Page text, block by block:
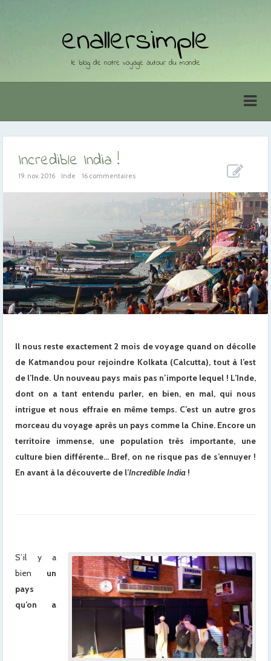
enallersimple
le blog de notre voyage autour du monde
Incredible India !
19. nov. 2016 Inde 16 commentaires
Il nous reste exactement 2 mois de voyage quand on décolle
de Katmandou pour rejoindre Kolkata (Calcutta), tout à l’est
de l’Inde. Un nouveau pays mais pas n’importe lequel ! L’Inde,
dont on a tant entendu parler, en bien, en mal, qui nous
intrigue et nous effraie en même temps. C’est un autre gros
morceau du voyage après un pays comme la Chine. Encore un
territoire immense, une population très importante, une
culture bien différente… Bref, on ne risque pas de s’ennuyer !
En avant à la découverte de l’Incredible India !
S’il y a
bien un
pays
qu’on a